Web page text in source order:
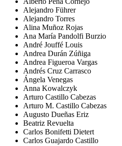
Alejandro Führer
Alejandro Torres
Alina Muñoz Rojas
Ana María Pandolfi Burzio
André Jouffé Louis
Andrea Durán Zúñiga
Andrea Figueroa Vargas
Andrés Cruz Carrasco
Ángela Venegas
Anna Kowalczyk
Arturo Castillo Cabezas
Arturo M. Castillo Cabezas
Augusto Dueñas Eriz
Beatriz Revuelta
Carlos Bonifetti Dietert
Carlos Guajardo Castillo